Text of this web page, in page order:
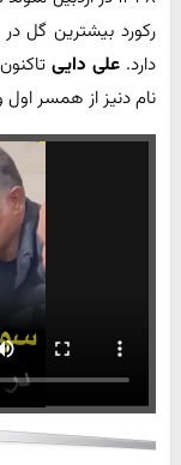
رکورد بیشترین گل
دارد.علی دایی
نام دنیز از همسر